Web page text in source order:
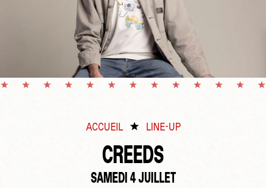
ACCUEIL LINE-UP
CREEDS
SAMEDI 4 JUILLET